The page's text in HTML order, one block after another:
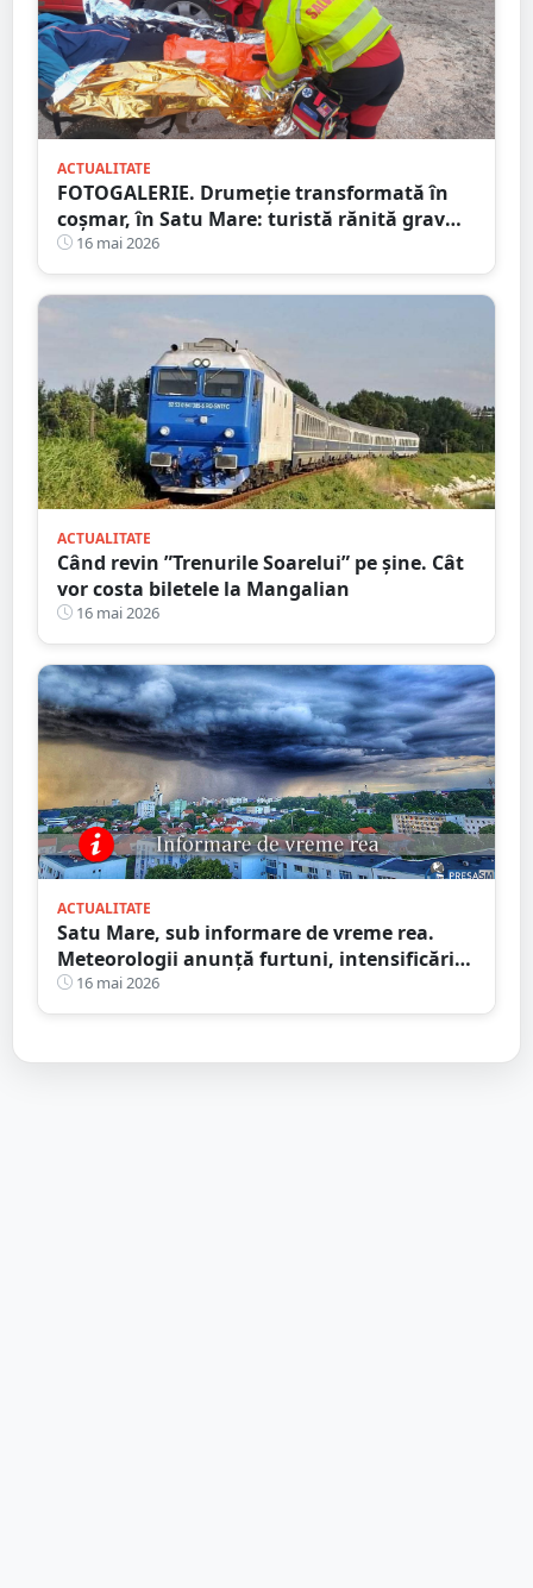
ACTUALITATE
FOTOGALERIE. Drumeție transformată în
coșmar, în Satu Mare: turistă rănită grav
după ce a alergat pe un traseu acoperit cu
frunze
16 mai 2026
ACTUALITATE
Când revin ”Trenurile Soarelui” pe şine. Cât
vor costa biletele la Mangalian
16 mai 2026
ACTUALITATE
Satu Mare, sub informare de vreme rea.
Meteorologii anunță furtuni, intensificări
de vânt și ploi în averse
16 mai 2026